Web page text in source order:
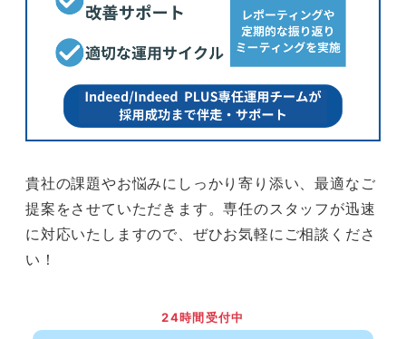
貴社の課題やお悩みにしっかり寄り添い、最適なご
提案をさせていただきます。専任のスタッフが迅速
に対応いたしますので、ぜひお気軽にご相談くださ
い！
24時間受付中